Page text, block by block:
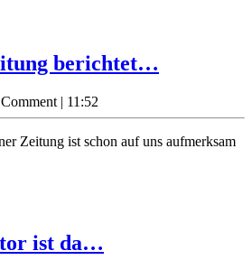
berichtet…
Zeitung
| 11:52
Zeitung ist schon auf uns aufmerksam
ist da…